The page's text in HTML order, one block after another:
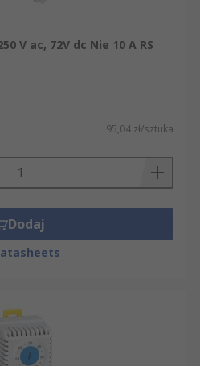
V ac, 72V dc Nie 10 A RS
95,04 zł/sztuka
Dodaj